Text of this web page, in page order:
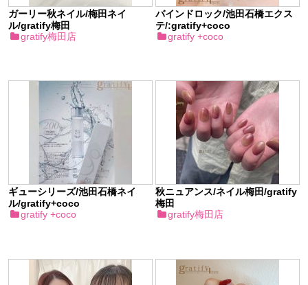
ガーリー秋ネイル/梅田ネイ
ル/gratify梅田
gratify梅田店
バインドロック/池田石橋エクス
テ/:gratify+coco
gratify +coco
ギューシリーズ/池田石橋ネイ
ル/gratify+coco
gratify +coco
秋ニュアンス/ネイル梅田/gratify
梅田
gratify梅田店